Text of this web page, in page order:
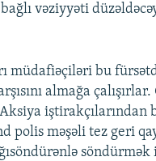
vəziyyəti
müdafiəçiləri bu
almağa
iştirakçılarından
polis məşəli tez geri
söndürmək